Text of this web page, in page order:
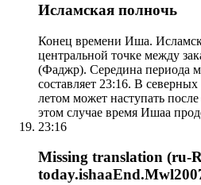
Исламская полночь
Конец времени Иша.
центральной точке между
(Фаджр). Середина периода
составляет 23:16. В
летом может наступать
этом случае время Ишаа
23:16
Missing translation (ru-